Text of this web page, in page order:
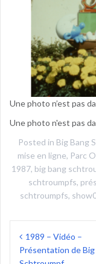
Une photo n’est pas
Une photo n'est pas
Posted in Big Bang
mise en ligne, Parc
1987, big bang
schtroumpfs,
schtroumpfs,
Navigation
de 1989 – Vidéo –
Présentation de Big